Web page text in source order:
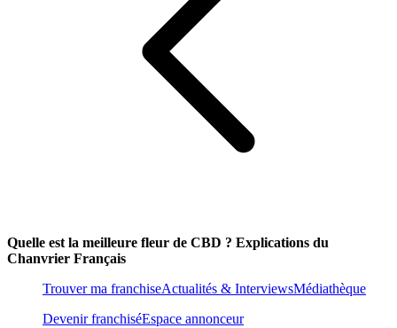
Quelle est la meilleure fleur de CBD ? Explications du
Chanvrier Français
Trouver ma franchiseActualités & InterviewsMédiathèque
Devenir franchiséEspace annonceur